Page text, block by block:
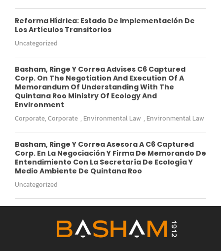
Reforma Hídrica: Estado De Implementación De
Los Artículos Transitorios
Uncategorized
Basham, Ringe Y Correa Advises C6 Captured
Corp. On The Negotiation And Execution Of A
Memorandum Of Understanding With The
Quintana Roo Ministry Of Ecology And
Environment
Corporate, Corporate , Environmental Law , Environmental Law
Basham, Ringe Y Correa Asesora A C6 Captured
Corp. En La Negociación Y Firma De Memorando De
Entendimiento Con La Secretaría De Ecología Y
Medio Ambiente De Quintana Roo
Uncategorized